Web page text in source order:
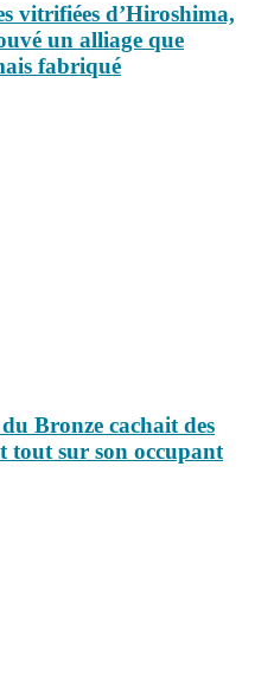
vitrifiées d’Hiroshima,
un alliage que
fabriqué
Bronze cachait des
tout sur son occupant